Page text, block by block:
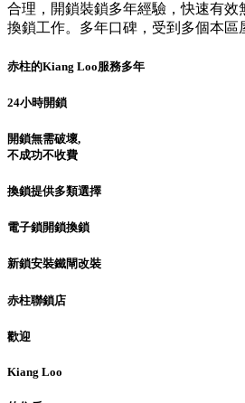
合理，開鎖裝鎖多年經驗，快速有效
換鎖工作。多年口碑，受到多個本區
赤柱的Kiang Loo服務多年
24小時開鎖
開鎖無需破壞,
不成功不收費
換鎖提供多類選擇
電子鎖開鎖換鎖
新鎖安裝鐵閘改裝
赤柱聯鎖店
歡迎
Kiang Loo